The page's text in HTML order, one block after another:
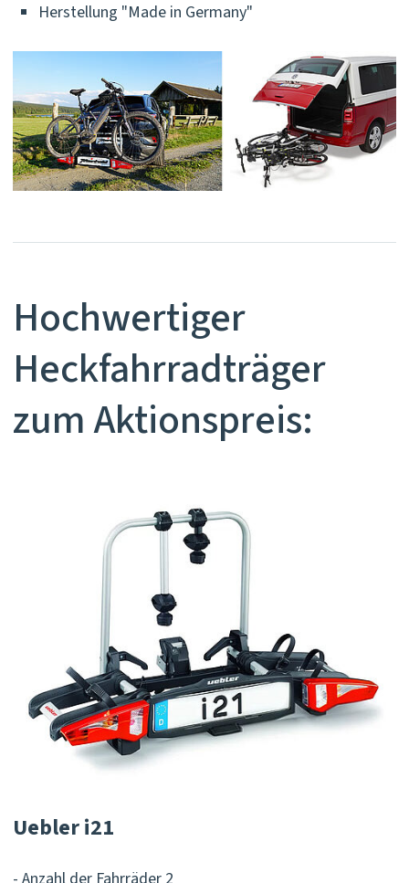
Herstellung "Made in Germany"
Hochwertiger
Heckfahrradträger
zum Aktionspreis:
Uebler i21